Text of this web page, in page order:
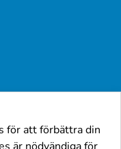
för att förbättra din